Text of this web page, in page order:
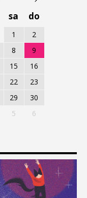
sa do
1
2
8
9
15
16
22
23
29
30
5 6